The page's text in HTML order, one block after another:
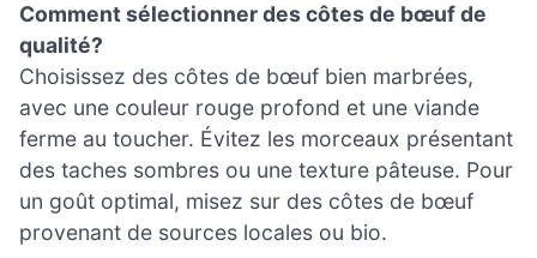
Comment sélectionner des côtes de bœuf de
qualité?
Choisissez des côtes de bœuf bien marbrées,
avec une couleur rouge profond et une viande
ferme au toucher. Évitez les morceaux présentant
des taches sombres ou une texture pâteuse. Pour
un goût optimal, misez sur des côtes de bœuf
provenant de sources locales ou bio.